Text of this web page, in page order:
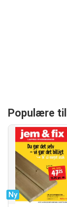
Populære
Ny